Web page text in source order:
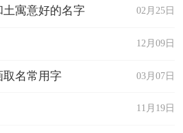
02月25日
寓意好的名字
12月09日
03月07日
取名常用字
11月19日